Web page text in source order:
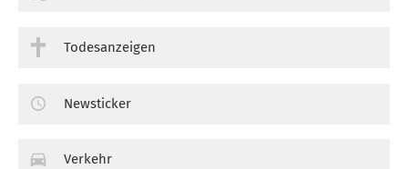
Todesanzeigen
Newsticker
Verkehr